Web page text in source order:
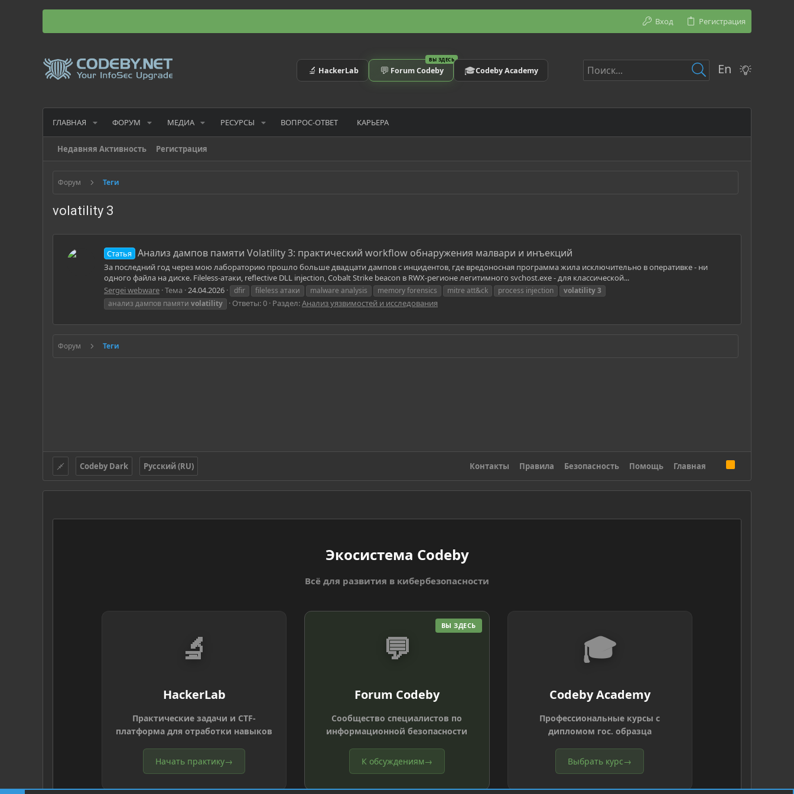
Вход Регистрация
🔬 HackerLab
ВЫ ЗДЕСЬ
💬 Forum Codeby 🎓Codeby Academy En
ГЛАВНАЯ ФОРУМ МЕДИА РЕСУРСЫ ВОПРОС-ОТВЕТ КАРЬЕРА
Недавняя Активность Регистрация
Форум Теги
volatility 3
Статья Анализ дампов памяти Volatility 3: практический workflow обнаружения малвари и инъекций
За последний год через мою лабораторию прошло больше двадцати дампов с инцидентов, где вредоносная программа жила исключительно в оперативке - ни
одного файла на диске. Fileless-атаки, reflective DLL injection, Cobalt Strike beacon в RWX-регионе легитимного svchost.exe - для классической...
Sergei webware Тема 24.04.2026 dfir fileless атаки malware analysis memory forensics mitre att&ck process injection volatility3
анализ дампов памяти volatility Ответы: 0 Раздел:Анализ уязвимостей и исследования
Форум Теги
Codeby Dark Русский (RU) Контакты Правила Безопасность Помощь Главная
S
Экосистема Codeby
Всё для развития в кибербезопасности
🔬
HackerLab
Практические задачи и CTF-
платформа для отработки навыков
Начать практику→
ВЫ ЗДЕСЬ
💬
Forum Codeby
Сообщество специалистов по
информационной безопасности
К обсуждениям→
🎓
Codeby Academy
Профессиональные курсы с
дипломом гос. образца
Выбрать курс→